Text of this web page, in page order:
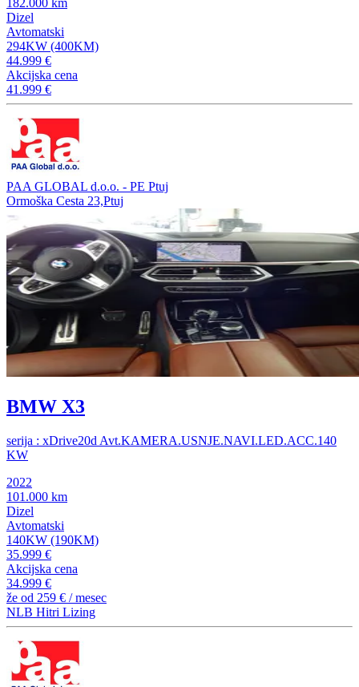
182.000 km
Dizel
Avtomatski
294KW (400KM)
44.999 €
Akcijska cena
41.999 €
PAA GLOBAL d.o.o. - PE Ptuj
Ormoška Cesta 23,Ptuj
BMW X3
serija : xDrive20d Avt.KAMERA.USNJE.NAVI.LED.ACC.140
KW
2022
101.000 km
Dizel
Avtomatski
140KW (190KM)
35.999 €
Akcijska cena
34.999 €
že od 259 € / mesec
NLB Hitri Lizing